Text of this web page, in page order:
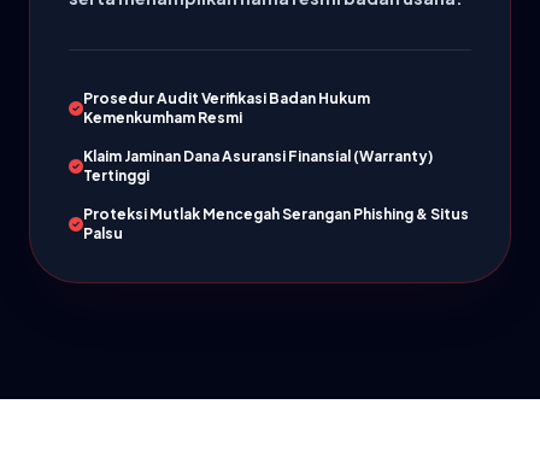
Prosedur Audit Verifikasi Badan Hukum
Kemenkumham Resmi
Klaim Jaminan Dana Asuransi Finansial (Warranty)
Tertinggi
Proteksi Mutlak Mencegah Serangan Phishing & Situs
Palsu